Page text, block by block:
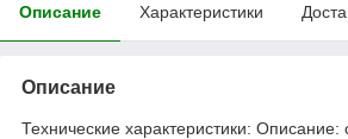
Описание Характеристики
Описание
Технические характеристики: Описание: